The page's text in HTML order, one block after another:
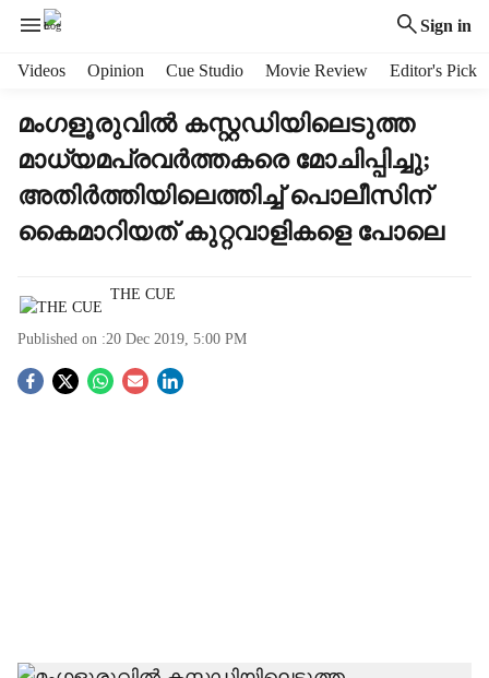
Sign in
Videos Opinion Cue Studio Movie Review Editor's Pick
മംഗളൂരുവില്‍ കസ്റ്റഡിയിലെടുത്ത
മാധ്യമപ്രവര്‍ത്തകരെ മോചിപ്പിച്ചു;
അതിര്‍ത്തിയിലെത്തിച്ച് പൊലീസിന്
കൈമാറിയത് കുറ്റവാളികളെ പോലെ
THE CUE
Published on :20 Dec 2019, 5:00 PM
S